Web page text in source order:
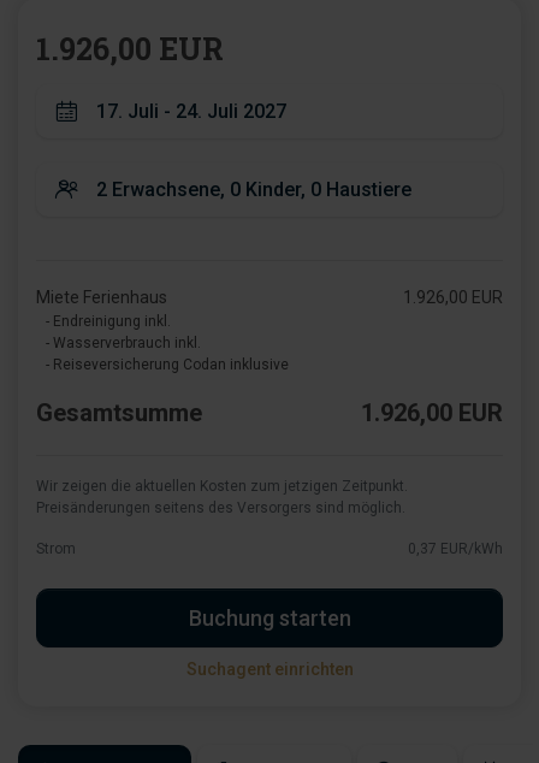
1.926,00 EUR
Miete Ferienhaus
- Endreinigung inkl.
- Wasserverbrauch inkl.
- Reiseversicherung Codan inklusive
1.926,00 EUR
Gesamtsumme 1.926,00 EUR
Wir zeigen die aktuellen Kosten zum jetzigen Zeitpunkt.
Preisänderungen seitens des Versorgers sind möglich.
Strom 0,37 EUR/kWh
Buchung starten
Suchagent einrichten